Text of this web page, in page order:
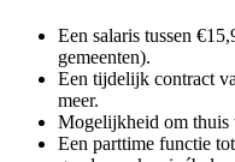
Een salaris tussen
gemeenten).
Een tijdelijk contract
meer.
Mogelijkheid om thuis
Een parttime functie